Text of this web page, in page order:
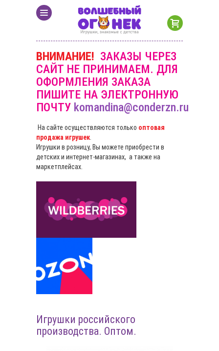
ВНИМАНИЕ! ЗАКАЗЫ ЧЕРЕЗ
САЙТ НЕ ПРИНИМАЕМ. ДЛЯ
ОФОРМЛЕНИЯ ЗАКАЗА
ПИШИТЕ НА ЭЛЕКТРОННУЮ
ПОЧТУ komandina@conderzn.ru
На сайте осуществляются только оптовая
продажа игрушек
Игрушки в розницу, Вы можете приобрести в
детских и интернет-магазинах, а также на
маркетплейсах.
Игрушки российского
производства. Оптом.